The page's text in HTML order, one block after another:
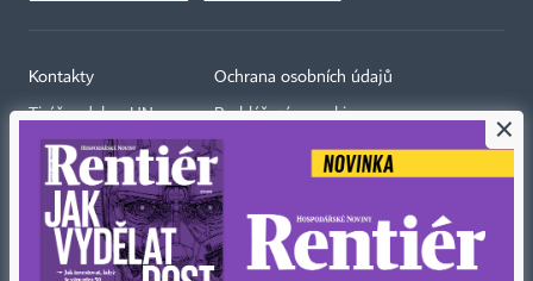
Kontakty
Tiráž redakce HN
Economia
Kariéra v HN
Ceník inzerce
Ochrana osobních údajů
Prohlášení o cookies
Nastavení soukromí
Všeobecné smluvní podmínky
×